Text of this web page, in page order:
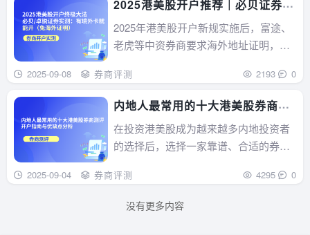
2025港美股开户推荐｜必贝证券
VS 卓锐证券对比分析（境外卡开
户破局指南）
2025年港美股开户新规实施后，富途、
老虎等中资券商要求海外地址证明，开
的必贝证券与卓锐证券，附开户流程、
费用对比、用户痛点总结与风险提
示。...
2025-09-08 券商评测 2193 0
内地人最常用的十大港美股券商测
评｜开户指南与优缺点分析
在投资港美股成为越来越多内地投资者
的选择后，选择一家靠谱、合适的券商
老虎证券、长桥证券、华盛证券等众多
平台，很多人都会有这样的疑问：到底
哪家券商更适合我？开户流程是否复
2025-09-04 券商评测 4295 0
没有更多内容